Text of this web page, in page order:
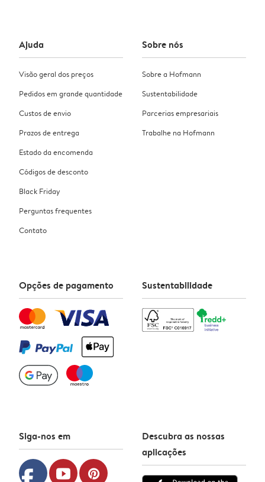
Ajuda
Visão geral dos preços
Pedidos em grande quantidade
Custos de envio
Prazos de entrega
Estado da encomenda
Códigos de desconto
Black Friday
Perguntas frequentes
Contato
Sobre nós
Sobre a Hofmann
Sustentabilidade
Parcerias empresariais
Trabalhe na Hofmann
Opções de pagamento Sustentabilidade
Siga-nos em
youtube pinterest
Descubra as nossas
aplicações